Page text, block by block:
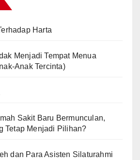
Harta
Menjadi Tempat Menua
Anak Tercinta)
Sakit Baru Bermunculan,
Tetap Menjadi Pilihan?
dan Para Asisten Silaturahmi